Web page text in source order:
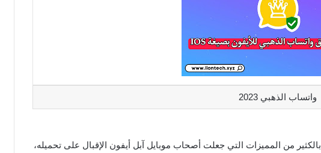
واتساب الذهبي 2023
يتميز واتساب الذهبي للايفون Whatsapp Gold iOS 16 بالكثير من المميزات التي جعلت أصحاب موبايل آبل أيفون الإقبال على تحميله،